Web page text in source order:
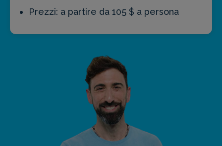
Prezzi: a partire da 105 $ a persona